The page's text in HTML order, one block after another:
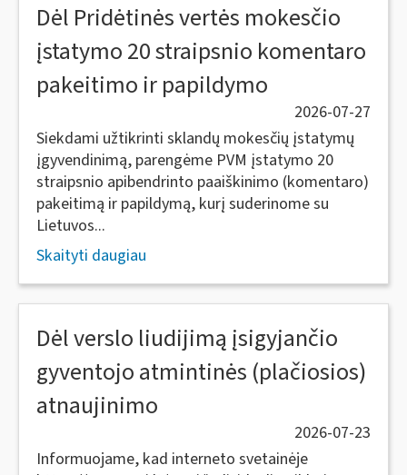
Dėl Pridėtinės vertės mokesčio
įstatymo 20 straipsnio komentaro
pakeitimo ir papildymo
2026-07-27
Siekdami užtikrinti sklandų mokesčių įstatymų
įgyvendinimą, parengėme PVM įstatymo 20
straipsnio apibendrinto paaiškinimo (komentaro)
pakeitimą ir papildymą, kurį suderinome su
Lietuvos...
Skaityti daugiau
Dėl verslo liudijimą įsigyjančio
gyventojo atmintinės (plačiosios)
atnaujinimo
2026-07-23
Informuojame, kad interneto svetainėje